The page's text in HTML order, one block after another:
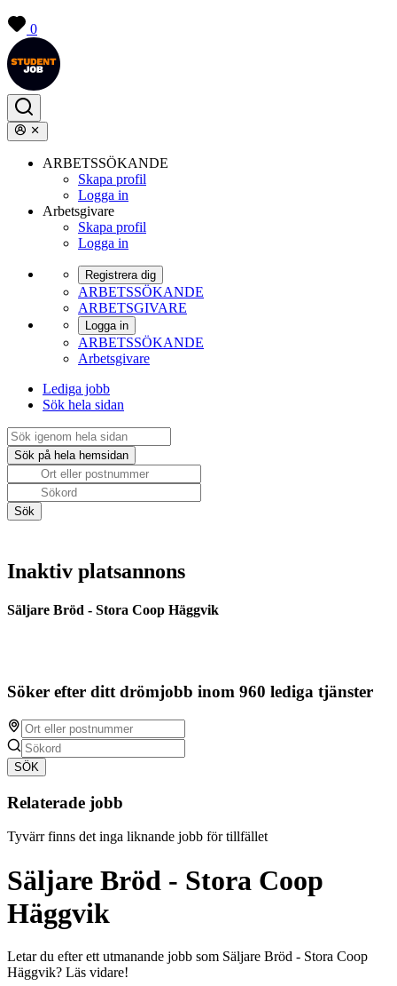
0
ARBETSSÖKANDE
Skapa profil
Logga in
Arbetsgivare
Skapa profil
Logga in
Registrera dig
ARBETSSÖKANDE
ARBETSGIVARE
Logga in
ARBETSSÖKANDE
Arbetsgivare
Lediga jobb
Sök hela sidan
Inaktiv platsannons
Säljare Bröd - Stora Coop Häggvik
Söker efter ditt drömjobb inom 960 lediga tjänster
SÖK
Relaterade jobb
Tyvärr finns det inga liknande jobb för tillfället
Säljare Bröd - Stora Coop
Häggvik
Letar du efter ett utmanande jobb som Säljare Bröd - Stora Coop
Häggvik? Läs vidare!